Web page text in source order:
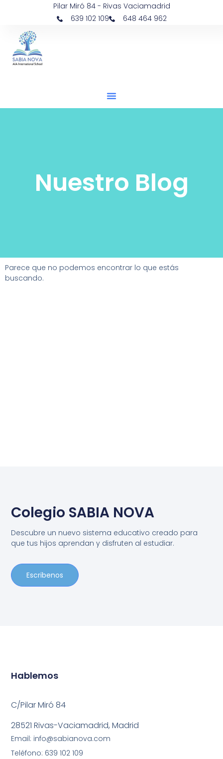
Pilar Miró 84 - Rivas Vaciamadrid
639 102 109
648 464 962
Nuestro Blog
Parece que no podemos encontrar lo que estás
buscando.
Colegio SABIA NOVA
Descubre un nuevo sistema educativo creado para
que tus hijos aprendan y disfruten al estudiar.
Escribenos
Hablemos
C/Pilar Miró 84
28521 Rivas-Vaciamadrid, Madrid
Email: info@sabianova.com
Teléfono: 639 102 109